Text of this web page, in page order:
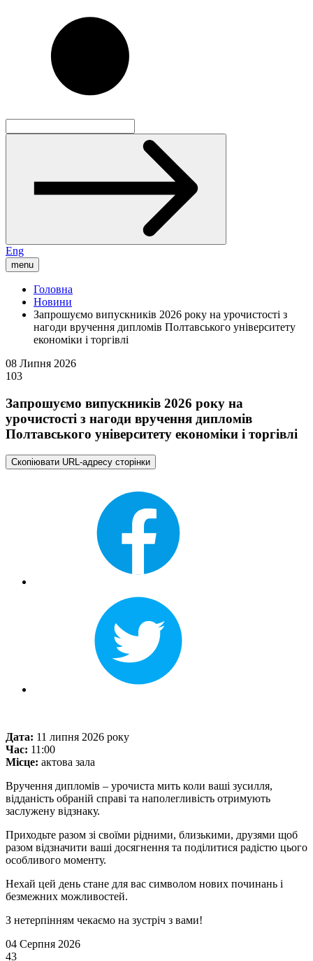
Eng
menu
Головна
Новини
Запрошуємо випускників 2026 року на урочистості з
нагоди вручення дипломів Полтавського університету
економіки і торгівлі
08 Липня 2026
103
Запрошуємо випускників 2026 року на
урочистості з нагоди вручення дипломів
Полтавського університету економіки і торгівлі
Скопіювати URL-адресу сторінки
Дата: 11 липня 2026 року
Час: 11:00
Місце: актова зала
Вручення дипломів – урочиста мить коли ваші зусилля,
відданість обраній справі та наполегливість отримують
заслужену відзнаку.
Приходьте разом зі своїми рідними, близькими, друзями щоб
разом відзначити ваші досягнення та поділитися радістю цього
особливого моменту.
Нехай цей день стане для вас символом нових починань і
безмежних можливостей.
З нетерпінням чекаємо на зустріч з вами!
04 Серпня 2026
43